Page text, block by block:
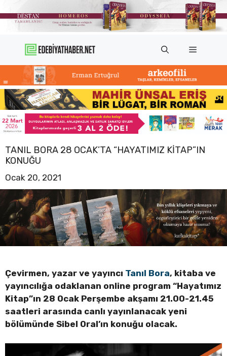
atla
Menü
TANIL BORA 28 OCAK’TA “HAYATIMIZ KITAP”IN
KONUĞU
Ocak 20, 2021
Çevirmen, yazar ve yayıncı Tanıl Bora, kitaba ve
yayıncılığa odaklanan online program “Hayatımız
Kitap”ın 28 Ocak Perşembe akşamı 21.00-21.45
saatleri arasında canlı yayınlanacak yeni
bölümünde Sibel Oral’ın konuğu olacak.